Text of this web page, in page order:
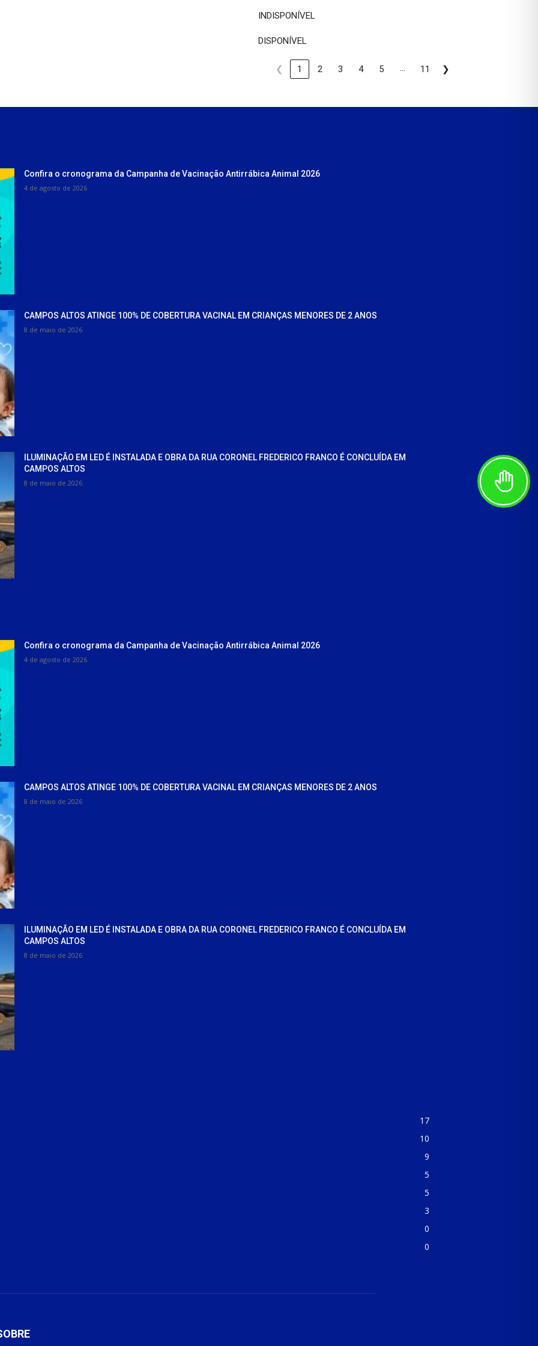
INDISPONÍVEL
DISPONÍVEL
❮ 1 2 3 4 5 … 11 ❯
Confira o cronograma da Campanha de Vacinação Antirrábica Animal 2026
4 de agosto de 2026
CAMPOS ALTOS ATINGE 100% DE COBERTURA VACINAL EM CRIANÇAS MENORES DE 2 ANOS
8 de maio de 2026
ILUMINAÇÃO EM LED É INSTALADA E OBRA DA RUA CORONEL FREDERICO FRANCO É CONCLUÍDA EM
CAMPOS ALTOS
8 de maio de 2026
Confira o cronograma da Campanha de Vacinação Antirrábica Animal 2026
4 de agosto de 2026
CAMPOS ALTOS ATINGE 100% DE COBERTURA VACINAL EM CRIANÇAS MENORES DE 2 ANOS
8 de maio de 2026
ILUMINAÇÃO EM LED É INSTALADA E OBRA DA RUA CORONEL FREDERICO FRANCO É CONCLUÍDA EM
CAMPOS ALTOS
8 de maio de 2026
17
10
9
5
5
3
0
0